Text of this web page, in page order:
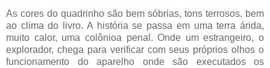
As cores do quadrinho são bem sóbrias, tons terrosos, bem
ao clima do livro. A história se passa em uma terra árida,
muito calor, uma colônioa penal. Onde um estrangeiro, o
explorador, chega para verificar com seus próprios olhos o
funcionamento do aparelho onde são executados os